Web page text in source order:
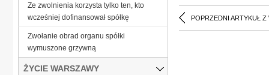
POPRZEDNI ARTYKUŁ Z
Ze zwolnienia korzysta tylko ten, kto
wcześniej dofinansował spółkę
Zwołanie obrad organu spółki
wymuszone grzywną
ŻYCIE WARSZAWY